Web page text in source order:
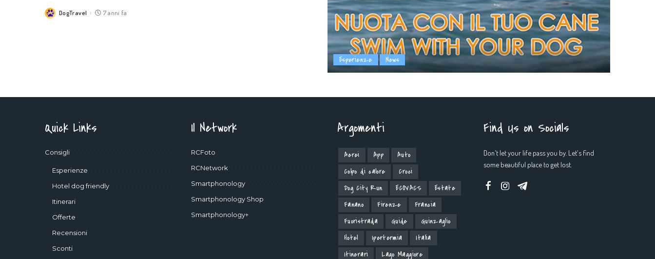
Esperienze News
PostedDogTravel 7 anni fa
Quick Links
Consigli
Esperienze
Hotel dog friendly
Itinerari
Offerte
Recensioni
Sconti
Il Network
RCFoto
RCNetwork
Smartphonology
Smartphonology Shop
Smartphonology+
Argomenti
Aerei App
Auto
Colpo di calore
Croci
Dog City Run
ECOVACS
Estate
Fanano
Firenze
Francia
Fuoristrada
Guide
Guinzaglio
Hotel
Ipertermia
Italia
Itinerari
Lago Maggiore
Find Us on Socials
Don't let your life pass you by. Let's find
some beautiful place to get lost.